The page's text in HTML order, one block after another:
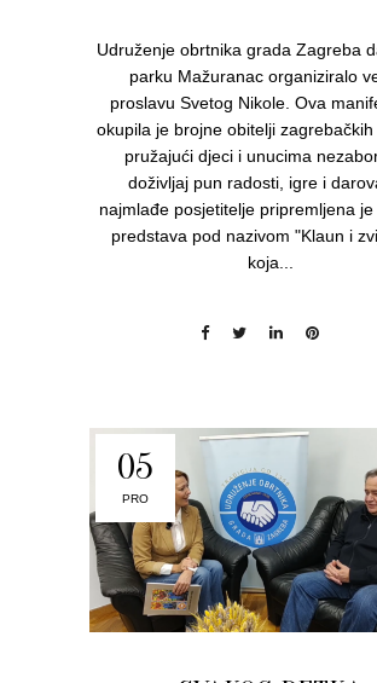
Udruženje obrtnika grada Zagreba
parku Mažuranac organiziralo
proslavu Svetog Nikole. Ova
okupila je brojne obitelji zagrebačkih
pružajući djeci i unucima
doživljaj pun radosti, igre i
najmlađe posjetitelje pripremljena
predstava pod nazivom "Klaun i
koja...
05
PRO